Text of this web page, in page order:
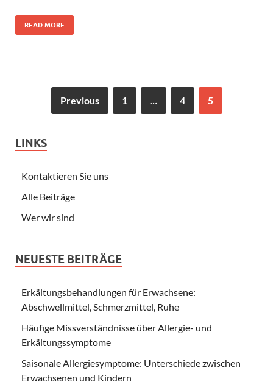
READ MORE
Previous 1 … 4 5
LINKS
Kontaktieren Sie uns
Alle Beiträge
Wer wir sind
NEUESTE BEITRÄGE
Erkältungsbehandlungen für Erwachsene:
Abschwellmittel, Schmerzmittel, Ruhe
Häufige Missverständnisse über Allergie- und
Erkältungssymptome
Saisonale Allergiesymptome: Unterschiede zwischen
Erwachsenen und Kindern